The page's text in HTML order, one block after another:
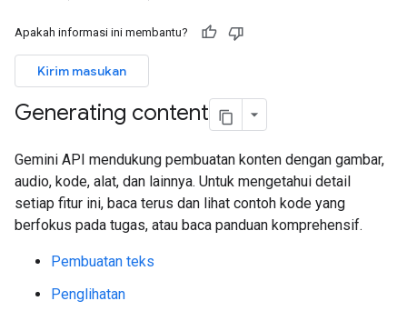
Apakah informasi ini membantu?
Kirim masukan
Generating content
Gemini API mendukung pembuatan konten dengan gambar,
audio, kode, alat, dan lainnya. Untuk mengetahui detail
setiap fitur ini, baca terus dan lihat contoh kode yang
berfokus pada tugas, atau baca panduan komprehensif.
Pembuatan teks
Penglihatan